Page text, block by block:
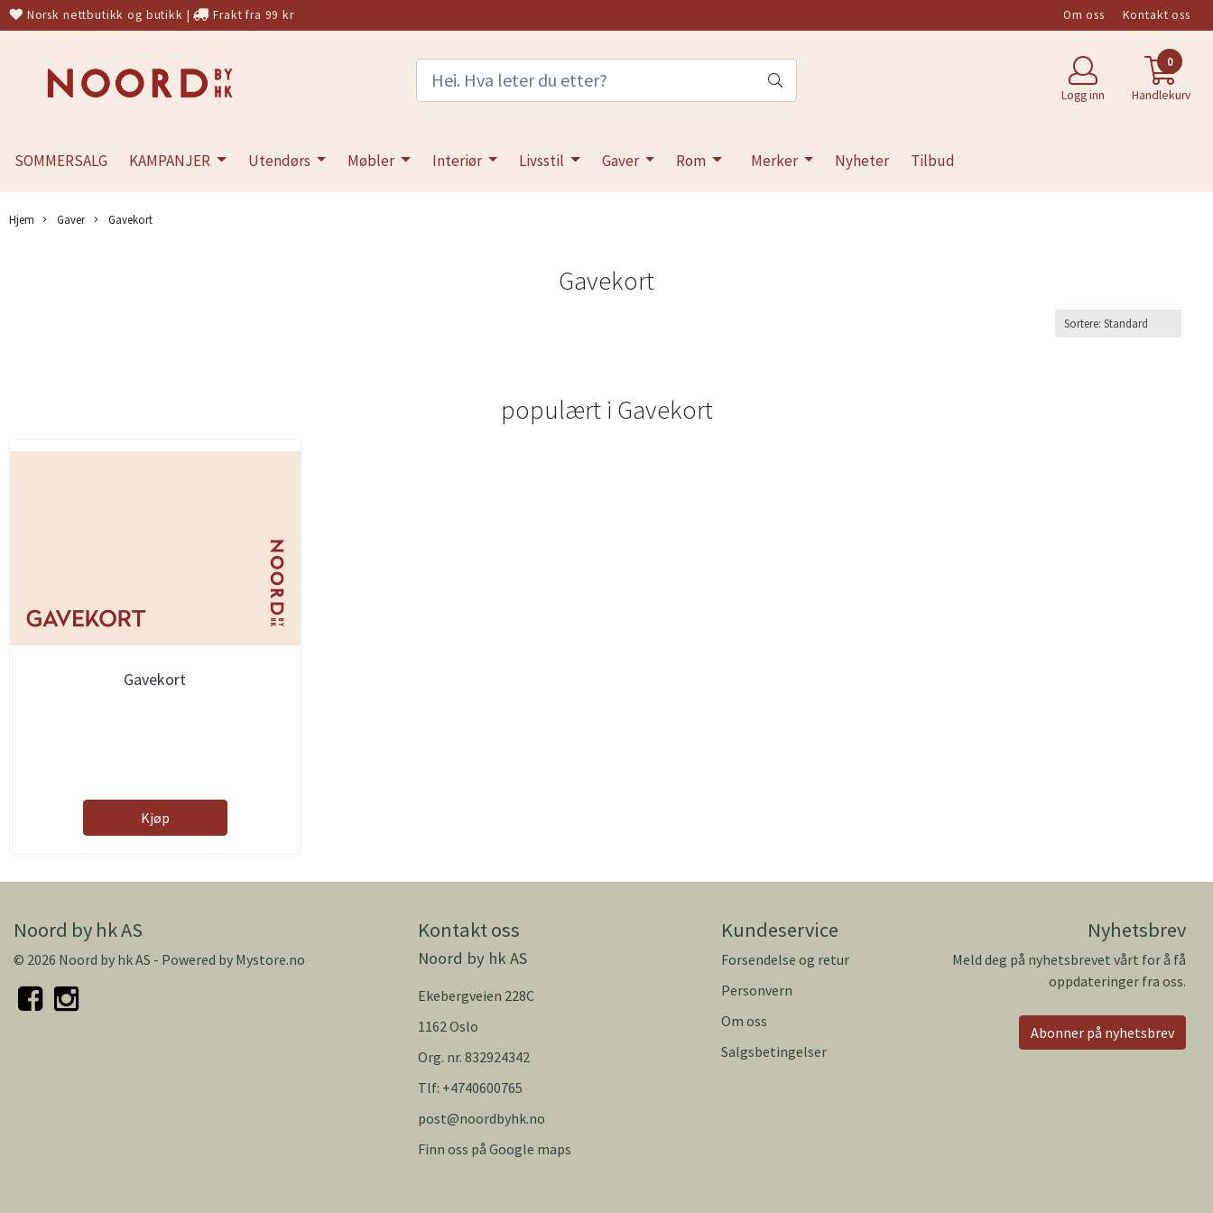
Norsk nettbutikk og butikk | Frakt fra 99 kr Om oss Kontakt oss
Logg inn
0
Handlekurv
SOMMERSALG KAMPANJER Utendørs Møbler Interiør Livsstil Gaver Rom Merker Nyheter Tilbud
Hjem Gaver Gavekort
Gavekort
populært i Gavekort
Gavekort
Kjøp
Noord by hk AS
© 2026 Noord by hk AS - Powered by Mystore.no
Kontakt oss
Noord by hk AS
Ekebergveien 228C
1162 Oslo
Org. nr. 832924342
Tlf: +4740600765
post@noordbyhk.no
Finn oss på Google maps
Kundeservice
Forsendelse og retur
Personvern
Om oss
Salgsbetingelser
Nyhetsbrev
Meld deg på nyhetsbrevet vårt for å få
oppdateringer fra oss.
Abonner på nyhetsbrev